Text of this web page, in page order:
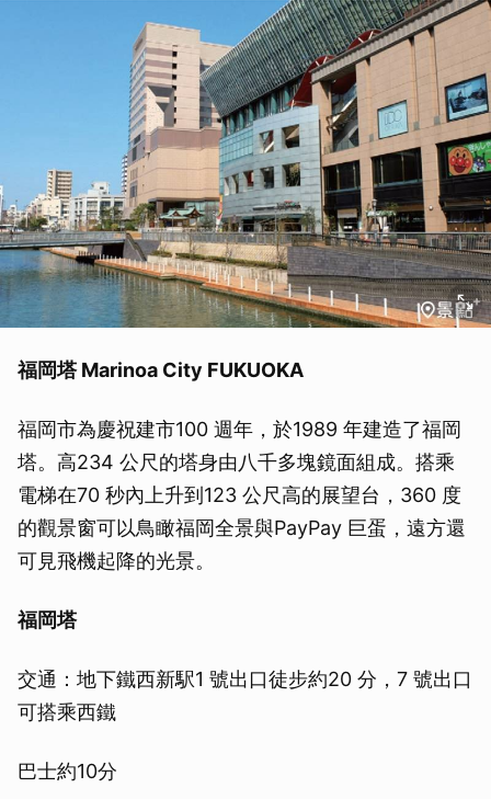
福岡塔 Marinoa City FUKUOKA
福岡市為慶祝建市100 週年，於1989 年建造了福岡
塔。高234 公尺的塔身由八千多塊鏡面組成。搭乘
電梯在70 秒內上升到123 公尺高的展望台，360 度
的觀景窗可以鳥瞰福岡全景與PayPay 巨蛋，遠方還
可見飛機起降的光景。
福岡塔
交通：地下鐵西新駅1 號出口徒步約20 分，7 號出口
可搭乘西鐵
巴士約10分